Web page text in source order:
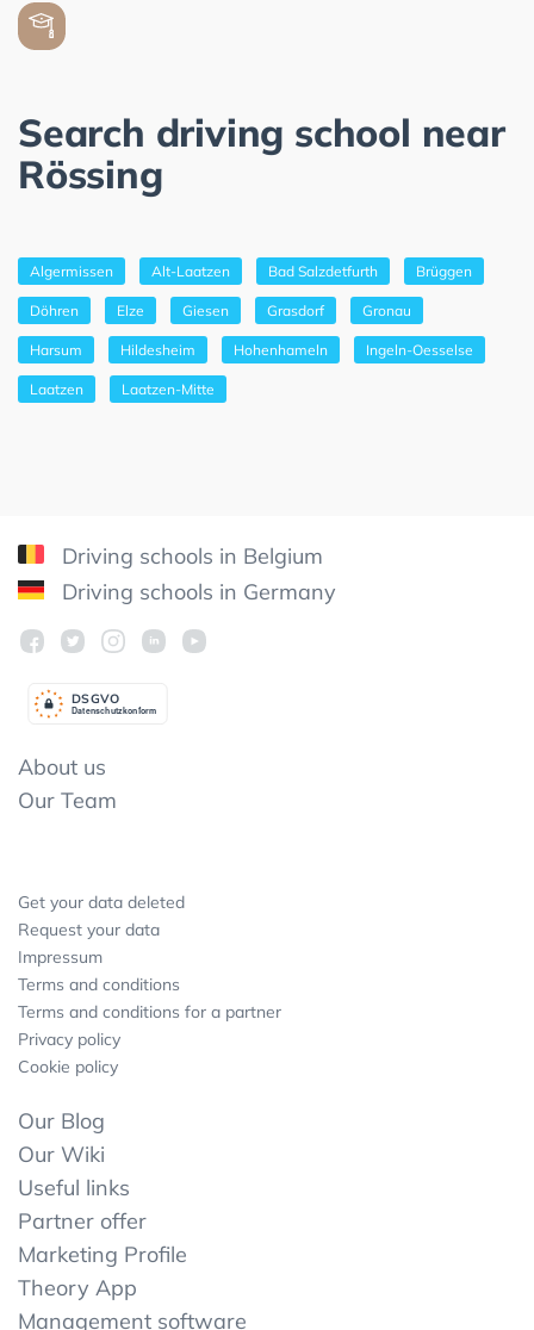
Search driving school near
Rössing
Algermissen Alt-Laatzen Bad Salzdetfurth Brüggen
Döhren Elze Giesen Grasdorf Gronau
Harsum Hildesheim Hohenhameln Ingeln-Oesselse
Laatzen Laatzen-Mitte
Driving schools in Belgium
Driving schools in Germany
Datenschutzkonform
DSGVO
About us
Our Team
Get your data deleted
Request your data
Impressum
Terms and conditions
Terms and conditions for a partner
Privacy policy
Cookie policy
Our Blog
Our Wiki
Useful links
Partner offer
Marketing Profile
Theory App
Management software